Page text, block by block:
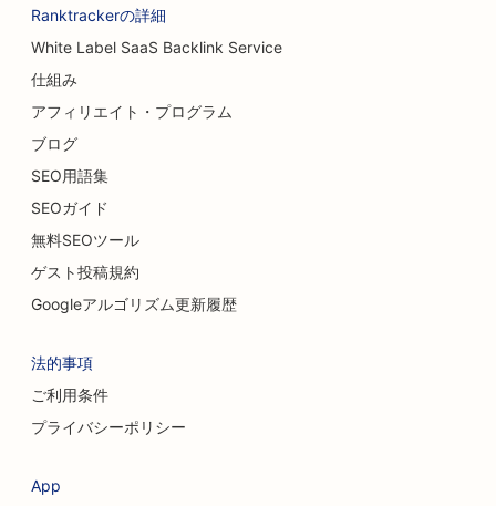
Ranktrackerの詳細
White Label SaaS Backlink Service
仕組み
アフィリエイト・プログラム
ブログ
SEO用語集
SEOガイド
無料SEOツール
ゲスト投稿規約
Googleアルゴリズム更新履歴
法的事項
ご利用条件
プライバシーポリシー
App